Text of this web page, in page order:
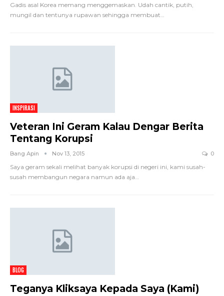
Gadis asal Korea memang menggemaskan. Udah cantik, putih,
mungil dan tentunya rupawan sehingga membuat…
INSPIRASI
Veteran Ini Geram Kalau Dengar Berita
Tentang Korupsi
Bang Apin Nov 13, 2015 0
Saya geram sekali melihat banyak korupsi di negeri ini, kami susah-
susah membangun negara namun ada aja…
BLOG
Teganya Kliksaya Kepada Saya (Kami)